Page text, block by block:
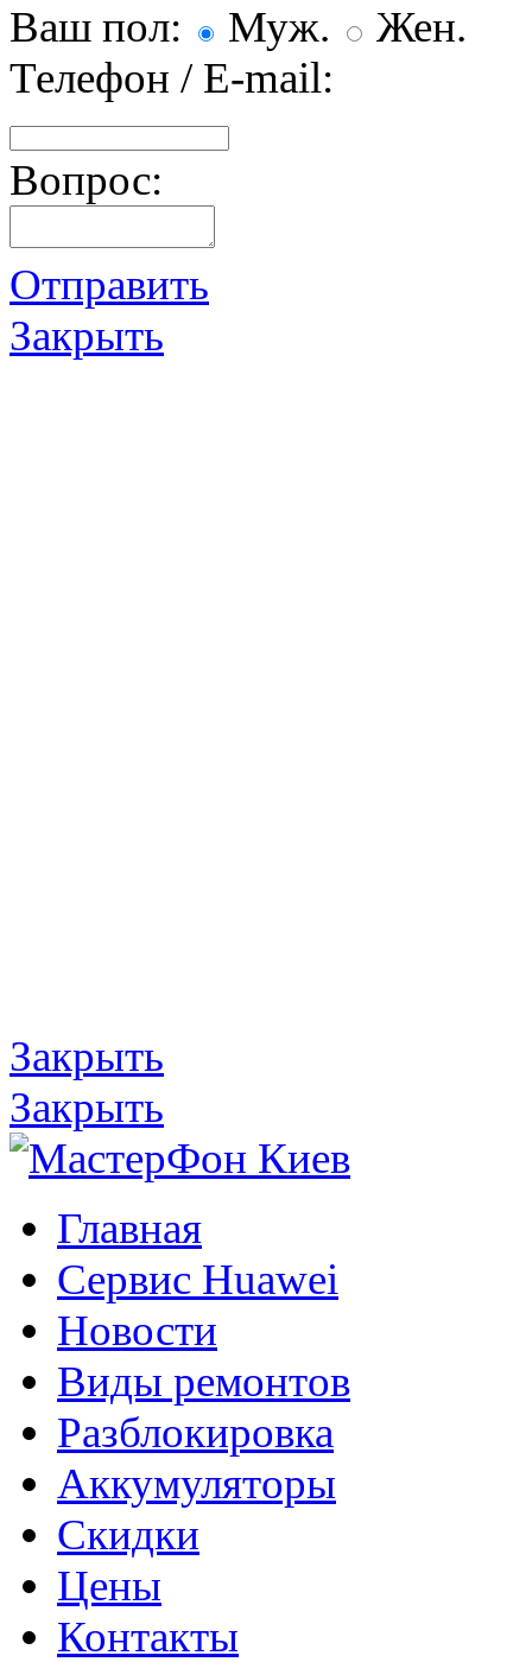
Ваш пол: Муж.
Жен.
Телефон / E-mail:
Вопрос:
Отправить
Закрыть
Закрыть
Закрыть
Главная
Сервис Huawei
Новости
Виды ремонтов
Разблокировка
Аккумуляторы
Скидки
Цены
Контакты